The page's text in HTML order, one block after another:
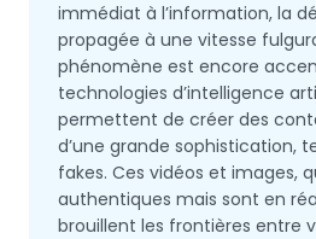
immédiat à l’information, la
propagée à une vitesse
phénomène est encore
technologies d’intelligence
permettent de créer des
d’une grande sophistication,
fakes. Ces vidéos et images,
authentiques mais sont en
brouillent les frontières entre